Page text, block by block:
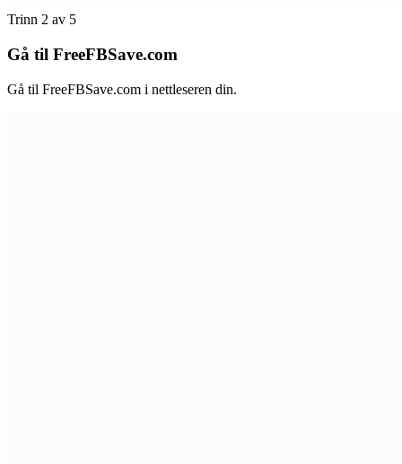
Trinn 2 av 5
Gå til FreeFBSave.com
Gå til FreeFBSave.com i nettleseren din.